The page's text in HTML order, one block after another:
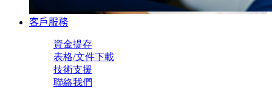
客戶服務
資金提存
表格/文件下載
技術支援
聯絡我們